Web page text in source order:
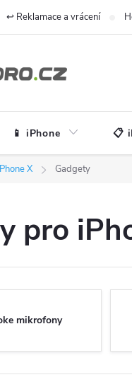
↩️ Reklamace a vrácení
📱 iPhone 📋
X Gadgety
pro
mikrofony